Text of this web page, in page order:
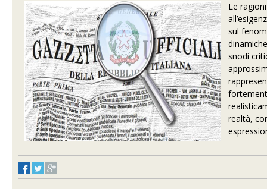
Le
sul
snodi
realtà,